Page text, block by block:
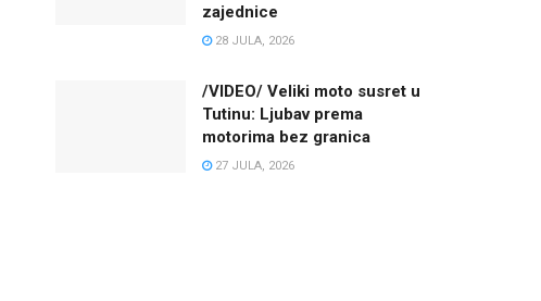
zajednice
28 JULA, 2026
/VIDEO/ Veliki moto susret u
Tutinu: Ljubav prema
motorima bez granica
27 JULA, 2026